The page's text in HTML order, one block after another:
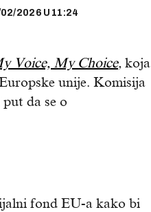
2026 U 11:24
Voice, My Choice, koja
unije. Komisija
da se o
fond EU-a kako bi